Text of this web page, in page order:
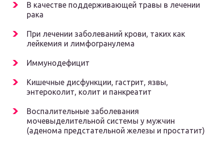
В качестве поддерживающей травы в лечении
рака
При лечении заболеваний крови, таких как
лейкемия и лимфогранулема
Иммунодефицит
Кишечные дисфункции, гастрит, язвы,
энтероколит, колит и панкреатит
Воспалительные заболевания
мочевыделительной системы у мужчин
(аденома предстательной железы и простатит)